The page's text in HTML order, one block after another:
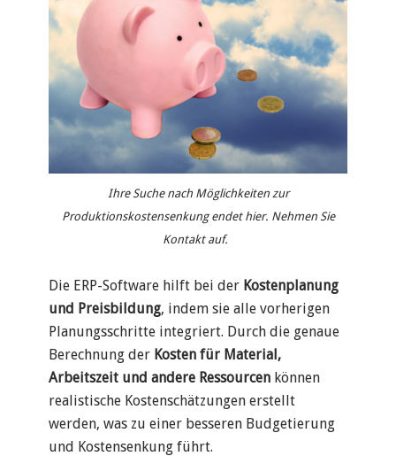
Ihre Suche nach Möglichkeiten zur
Produktionskostensenkung endet hier. Nehmen Sie
Kontakt auf.
Die ERP-Software hilft bei der Kostenplanung
und Preisbildung, indem sie alle vorherigen
Planungsschritte integriert. Durch die genaue
Berechnung der Kosten für Material,
Arbeitszeit und andere Ressourcen können
realistische Kostenschätzungen erstellt
werden, was zu einer besseren Budgetierung
und Kostensenkung führt.